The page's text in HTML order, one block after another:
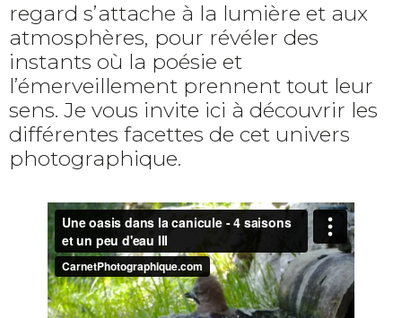
regard s’attache à la lumière et aux
atmosphères, pour révéler des
instants où la poésie et
l’émerveillement prennent tout leur
sens. Je vous invite ici à découvrir les
différentes facettes de cet univers
photographique.